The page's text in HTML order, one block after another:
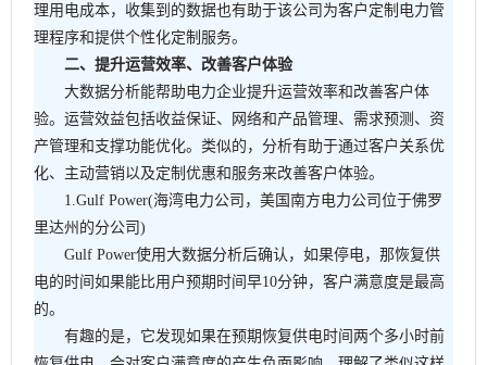
理用电成本，收集到的数据也有助于该公司为客户定制电力管
理程序和提供个性化定制服务。
二、提升运营效率、改善客户体验
大数据分析能帮助电力企业提升运营效率和改善客户体
验。运营效益包括收益保证、网络和产品管理、需求预测、资
产管理和支撑功能优化。类似的，分析有助于通过客户关系优
化、主动营销以及定制优惠和服务来改善客户体验。
1.Gulf Power(海湾电力公司，美国南方电力公司位于佛罗
里达州的分公司)
Gulf Power使用大数据分析后确认，如果停电，那恢复供
电的时间如果能比用户预期时间早10分钟，客户满意度是最高
的。
有趣的是，它发现如果在预期恢复供电时间两个多小时前